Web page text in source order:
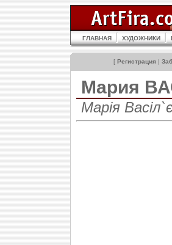
ГЛАВНАЯ ХУДОЖНИКИ
[ Регистрация |
Мария
Марія